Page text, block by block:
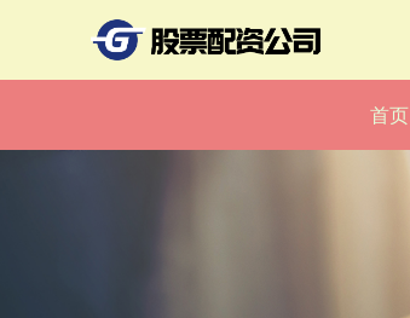
首页